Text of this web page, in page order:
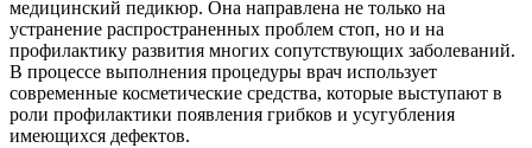
медицинский педикюр. Она направлена не только на
устранение распространенных проблем стоп, но и на
профилактику развития многих сопутствующих заболеваний.
В процессе выполнения процедуры врач использует
современные косметические средства, которые выступают в
роли профилактики появления грибков и усугубления
имеющихся дефектов.